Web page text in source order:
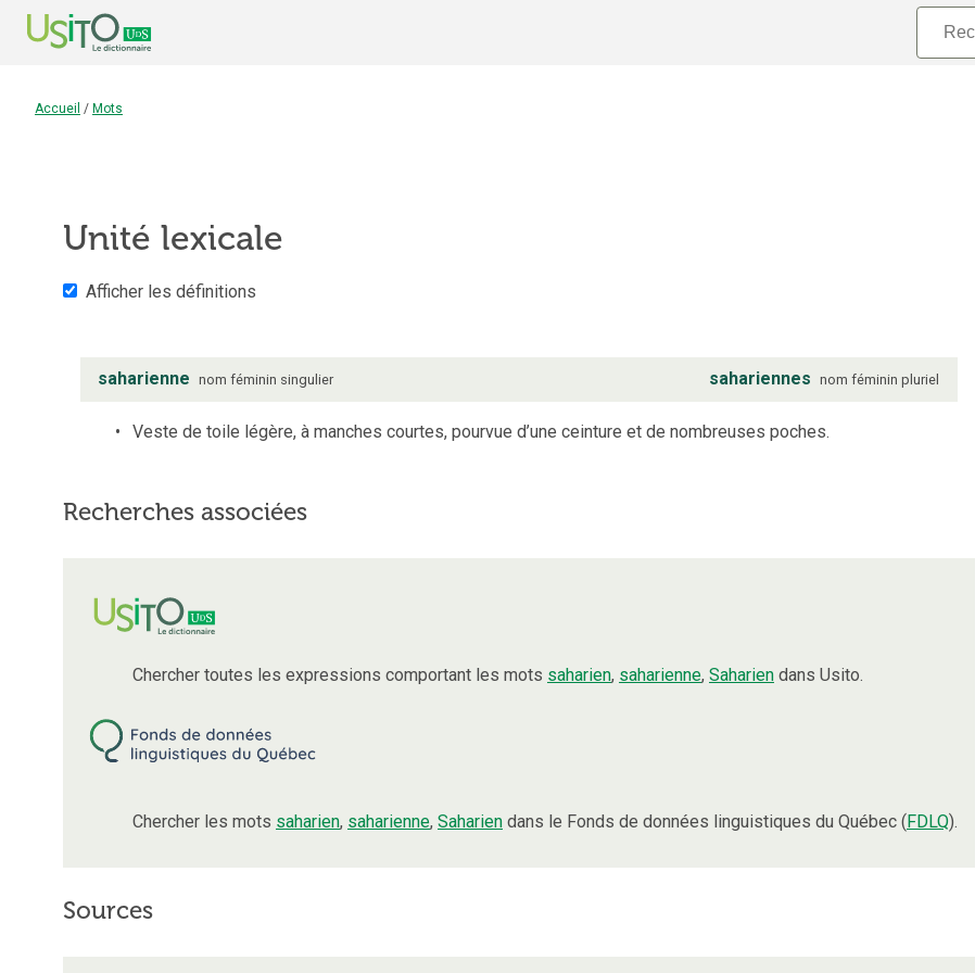
Accueil / Mots
Unité lexicale
Afficher les définitions
saharienne nom féminin singulier sahariennes nom féminin pluriel
Veste de toile légère, à manches courtes, pourvue d’une ceinture et de nombreuses poches.
Recherches associées
Chercher toutes les expressions comportant les mots saharien, saharienne, Saharien dans Usito.
Chercher les mots saharien, saharienne, Saharien dans le Fonds de données linguistiques du Québec (FDLQ).
Sources